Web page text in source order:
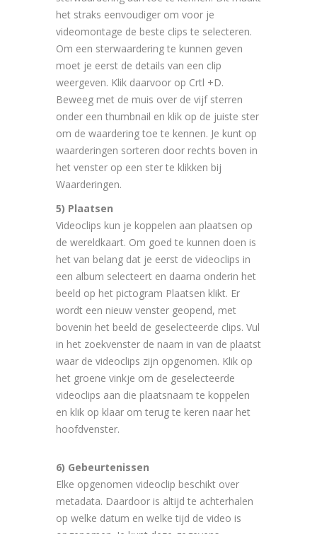
het straks eenvoudiger om voor je
videomontage de beste clips te selecteren.
Om een sterwaardering te kunnen geven
moet je eerst de details van een clip
weergeven. Klik daarvoor op Crtl +D.
Beweeg met de muis over de vijf sterren
onder een thumbnail en klik op de juiste ster
om de waardering toe te kennen. Je kunt op
waarderingen sorteren door rechts boven in
het venster op een ster te klikken bij
Waarderingen.
5) Plaatsen
Videoclips kun je koppelen aan plaatsen op
de wereldkaart. Om goed te kunnen doen is
het van belang dat je eerst de videoclips in
een album selecteert en daarna onderin het
beeld op het pictogram Plaatsen klikt. Er
wordt een nieuw venster geopend, met
bovenin het beeld de geselecteerde clips. Vul
in het zoekvenster de naam in van de plaatst
waar de videoclips zijn opgenomen. Klik op
het groene vinkje om de geselecteerde
videoclips aan die plaatsnaam te koppelen
en klik op klaar om terug te keren naar het
hoofdvenster.
6) Gebeurtenissen
Elke opgenomen videoclip beschikt over
metadata. Daardoor is altijd te achterhalen
op welke datum en welke tijd de video is